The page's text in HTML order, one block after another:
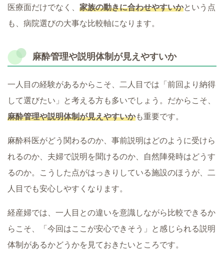
医療面だけでなく、 家族の動きに合わせやすいかという点
も、病院選びの大事な比較軸になります。
麻酔管理や説明体制が見えやすいか
一人目の経験があるからこそ、二人目では「前回より納得
して選びたい」と考える方も多いでしょう。だからこそ、
麻酔管理や説明体制が見えやすいかも重要です。
麻酔科医がどう関わるのか、事前説明はどのように受けら
れるのか、夫婦で説明を聞けるのか、自然陣発時はどうす
るのか。こうした点がはっきりしている施設のほうが、二
人目でも安心しやすくなります。
経産婦では、一人目との違いを意識しながら比較できるか
らこそ、「今回はここが安心できそう」と感じられる説明
体制があるかどうかを見ておきたいところです。